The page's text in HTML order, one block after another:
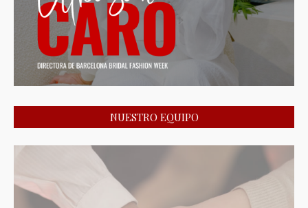
NUESTRO EQUIPO